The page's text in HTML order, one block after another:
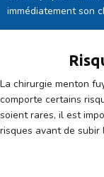
immédiatement son
La chirurgie menton
comporte certains
soient rares, il est
risques avant de subir